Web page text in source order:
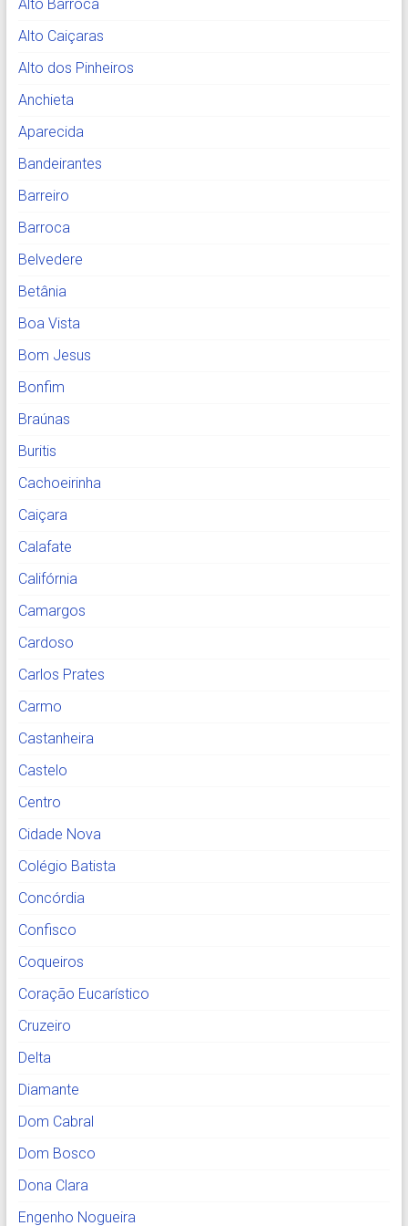
Alto Barroca
Alto Caiçaras
Alto dos Pinheiros
Anchieta
Aparecida
Bandeirantes
Barreiro
Barroca
Belvedere
Betânia
Boa Vista
Bom Jesus
Bonfim
Braúnas
Buritis
Cachoeirinha
Caiçara
Calafate
Califórnia
Camargos
Cardoso
Carlos Prates
Carmo
Castanheira
Castelo
Centro
Cidade Nova
Colégio Batista
Concórdia
Confisco
Coqueiros
Coração Eucarístico
Cruzeiro
Delta
Diamante
Dom Cabral
Dom Bosco
Dona Clara
Engenho Nogueira